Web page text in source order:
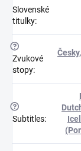
Slovenské
titulky:
?
Zvukové
stopy:
Česky,
?
Subtitles: